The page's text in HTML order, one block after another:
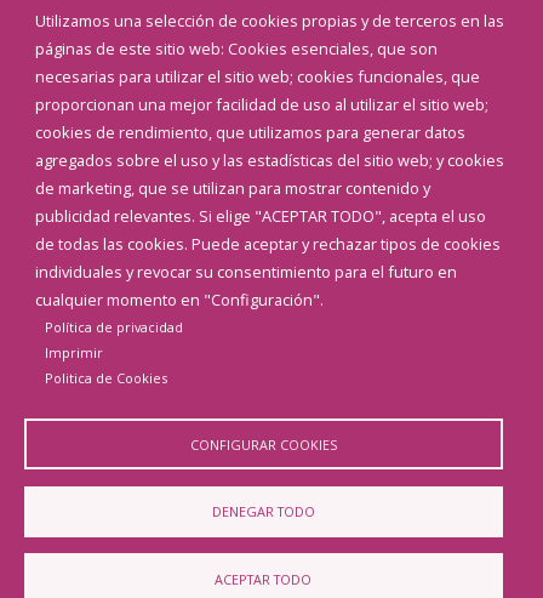
Utilizamos una selección de cookies propias y de terceros en las
páginas de este sitio web: Cookies esenciales, que son
necesarias para utilizar el sitio web; cookies funcionales, que
proporcionan una mejor facilidad de uso al utilizar el sitio web;
cookies de rendimiento, que utilizamos para generar datos
agregados sobre el uso y las estadísticas del sitio web; y cookies
de marketing, que se utilizan para mostrar contenido y
publicidad relevantes. Si elige "ACEPTAR TODO", acepta el uso
de todas las cookies. Puede aceptar y rechazar tipos de cookies
individuales y revocar su consentimiento para el futuro en
cualquier momento en "Configuración".
Política de privacidad
Imprimir
Politica de Cookies
CONFIGURAR COOKIES
DENEGAR TODO
ACEPTAR TODO
Eventos
Corporación Municipal
Teléfonos de interés
INICIAR SESIÓN
MAPA WEB
Diputación de Burgos